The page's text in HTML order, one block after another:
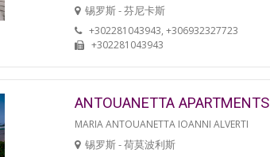
锡罗斯 - 芬尼卡斯
+302281043943, +306932327723
+302281043943
ANTOUANETTA APARTMENTS
MARIA ANTOUANETTA IOANNI ALVERTI
锡罗斯 - 荷莫波利斯